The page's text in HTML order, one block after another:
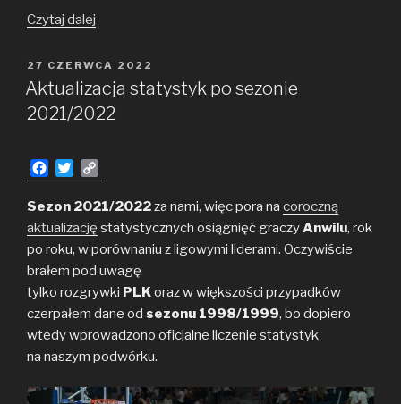
Czytaj dalej
w blasku
brązu
OPUBLIKOWANE
W
27 CZERWCA 2022
Aktualizacja statystyk po sezonie
2021/2022
a
c
b
o
o
k
w
i
t
e
r
o
p
i
n
k
Sezon 2021/2022za nami, więc pora na coroczną
aktualizację statystycznych osiągnięć graczyAnwilu, rok
po roku, w porównaniu z ligowymi liderami. Oczywiście
brałem pod uwagę
tylko rozgrywki PLKoraz w większości przypadków
czerpałem dane od sezonu 1998/1999, bo dopiero
wtedy wprowadzono oficjalne liczenie statystyk
na naszym podwórku.